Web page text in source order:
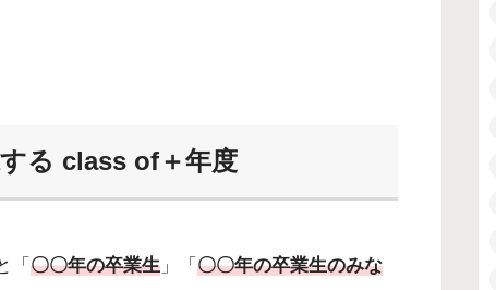
る class of＋年度
「 〇〇年の卒業生 」「 〇〇年の卒業生のみな